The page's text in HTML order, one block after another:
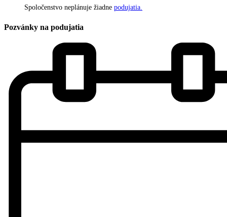
Spoločenstvo neplánuje žiadne podujatia.
Pozvánky na podujatia